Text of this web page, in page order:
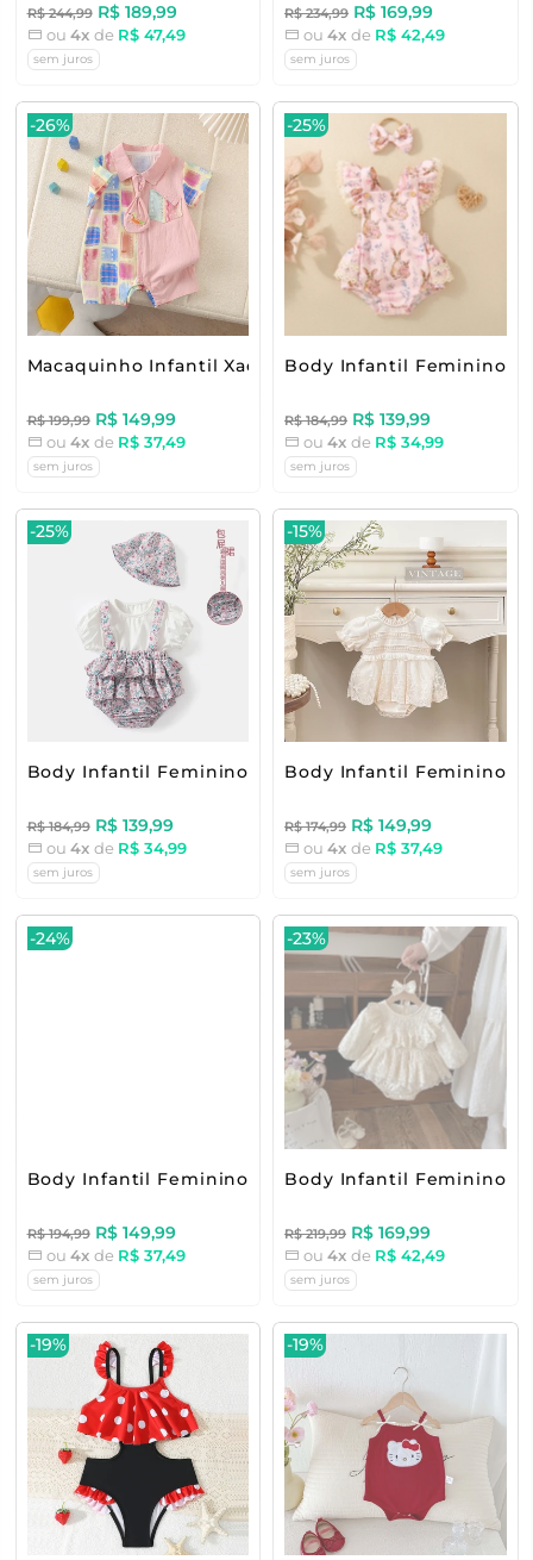
R$ 244,99 R$ 189,99
ou 4x de R$ 47,49
sem juros
R$ 234,99 R$ 169,99
ou 4x de R$ 42,49
sem juros
-26%
Macaquinho Infantil Xadrez Cores
R$ 199,99 R$ 149,99
ou 4x de R$ 37,49
sem juros
-25%
Body Infantil Feminino
R$ 184,99 R$ 139,99
ou 4x de R$ 34,99
sem juros
-25%
Body Infantil Feminino Floral
R$ 184,99 R$ 139,99
ou 4x de R$ 34,99
sem juros
-15%
Body Infantil Feminino
R$ 174,99 R$ 149,99
ou 4x de R$ 37,49
sem juros
-24%
Body Infantil Feminino Verão Corações
R$ 194,99 R$ 149,99
ou 4x de R$ 37,49
sem juros
-23%
Body Infantil Feminino
R$ 219,99 R$ 169,99
ou 4x de R$ 42,49
sem juros
-19% -19%